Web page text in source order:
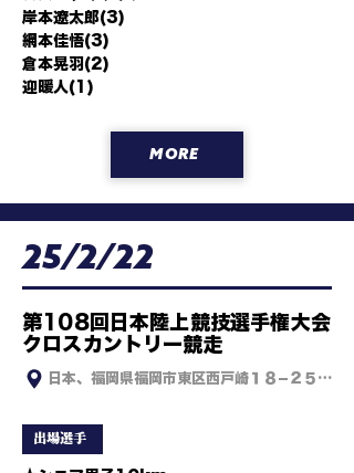
岸本遼太郎(3)
網本佳悟(3)
倉本晃羽(2)
迎暖人(1)
MORE
25/2/22
第108回日本陸上競技選手権大会
クロスカントリー競走
日本、福岡県福岡市東区西戸崎１８−２５ 海の
出場選手